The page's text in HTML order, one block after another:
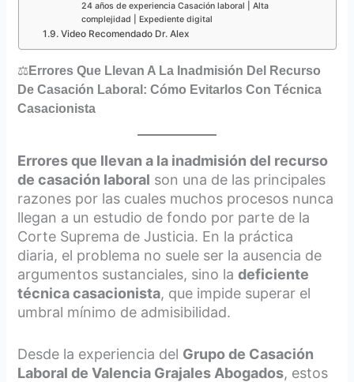
24 años de experiencia Casación laboral | Alta
complejidad | Expediente digital
Video Recomendado Dr. Alex
⚖️Errores Que Llevan A La Inadmisión Del Recurso
De Casación Laboral: Cómo Evitarlos Con Técnica
Casacionista
Errores que llevan a la inadmisión del recurso
de casación laboral son una de las principales
razones por las cuales muchos procesos nunca
llegan a un estudio de fondo por parte de la
Corte Suprema de Justicia. En la práctica
diaria, el problema no suele ser la ausencia de
argumentos sustanciales, sino ladeficiente
técnica casacionista, que impide superar el
umbral mínimo de admisibilidad.
Desde la experiencia del Grupo de Casación
Laboral de Valencia Grajales Abogados, estos